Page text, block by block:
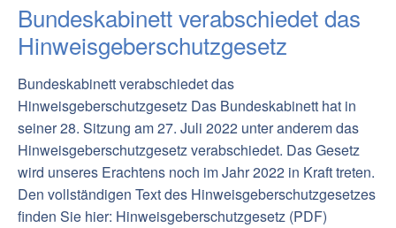
Bundeskabinett verabschiedet das
Hinweisgeberschutzgesetz
Bundeskabinett verabschiedet das
Hinweisgeberschutzgesetz Das Bundeskabinett hat in
seiner 28. Sitzung am 27. Juli 2022 unter anderem das
Hinweisgeberschutzgesetz verabschiedet. Das Gesetz
wird unseres Erachtens noch im Jahr 2022 in Kraft treten.
Den vollständigen Text des Hinweisgeberschutzgesetzes
finden Sie hier: Hinweisgeberschutzgesetz (PDF)